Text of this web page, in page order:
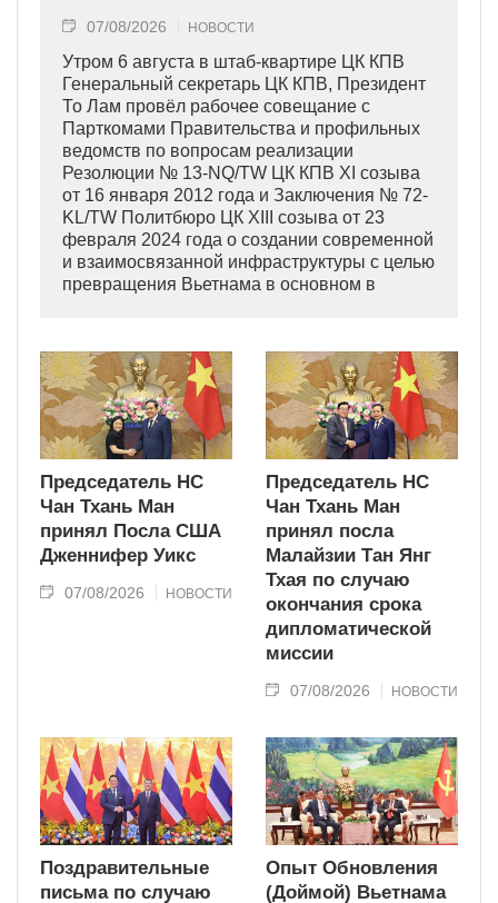
07/08/2026 НОВОСТИ
Утром 6 августа в штаб-квартире ЦК КПВ
Генеральный секретарь ЦК КПВ, Президент
То Лам провёл рабочее совещание с
Парткомами Правительства и профильных
ведомств по вопросам реализации
Резолюции № 13-NQ/TW ЦК КПВ XI созыва
от 16 января 2012 года и Заключения № 72-
KL/TW Политбюро ЦК XIII созыва от 23
февраля 2024 года о создании современной
и взаимосвязанной инфраструктуры с целью
превращения Вьетнама в основном в
Председатель НС
Чан Тхань Ман
принял Посла США
Дженнифер Уикс
07/08/2026 НОВОСТИ
Председатель НС
Чан Тхань Ман
принял посла
Малайзии Тан Янг
Тхая по случаю
окончания срока
дипломатической
миссии
07/08/2026 НОВОСТИ
Поздравительные
письма по случаю
Опыт Обновления
(Доймой) Вьетнама